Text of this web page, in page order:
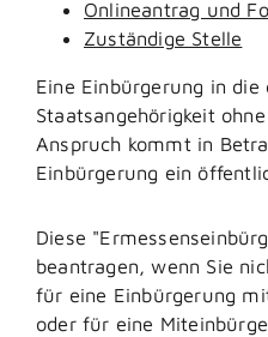
Onlineantrag und
Zuständige Stelle
Eine Einbürgerung in die
Staatsangehörigkeit
Anspruch kommt in
Einbürgerung ein
Diese
beantragen, wenn Sie
für eine Einbürgerung
oder für eine